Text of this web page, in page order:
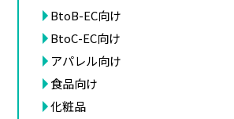
BtoB-EC向け
BtoC-EC向け
アパレル向け
食品向け
化粧品